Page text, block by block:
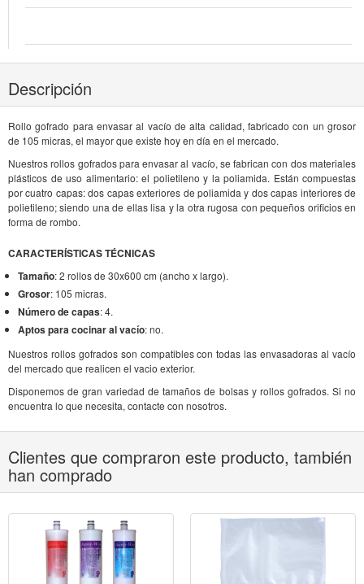
Descripción
Rollo gofrado para envasar al vacío de alta calidad, fabricado con un grosor
de 105 micras, el mayor que existe hoy en día en el mercado.
Nuestros rollos gofrados para envasar al vacío, se fabrican con dos materiales
plásticos de uso alimentario: el polietileno y la poliamida. Están compuestas
por cuatro capas: dos capas exteriores de poliamida y dos capas interiores de
polietileno; siendo una de ellas lisa y la otra rugosa con pequeños orificios en
forma de rombo.
CARACTERÍSTICAS TÉCNICAS
Tamaño: 2 rollos de 30x600 cm (ancho x largo).
Grosor: 105 micras.
Número de capas: 4.
Aptos para cocinar al vacío: no.
Nuestros rollos gofrados son compatibles con todas las envasadoras al vacío
del mercado que realicen el vacio exterior.
Disponemos de gran variedad de tamaños de bolsas y rollos gofrados. Si no
encuentra lo que necesita, contacte con nosotros.
Clientes que compraron este producto, también
han comprado